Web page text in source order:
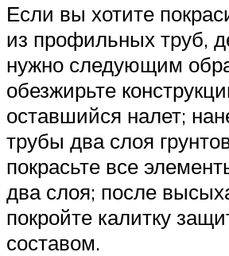
Если вы хотите
из профильных труб,
нужно следующим
обезжирьте
оставшийся налет;
трубы два слоя
покрасьте все
два слоя; после
покройте калитку
составом.